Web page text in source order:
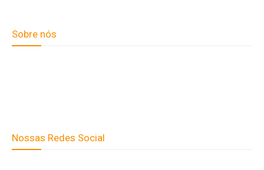
Sobre nós
Nossas Redes Social